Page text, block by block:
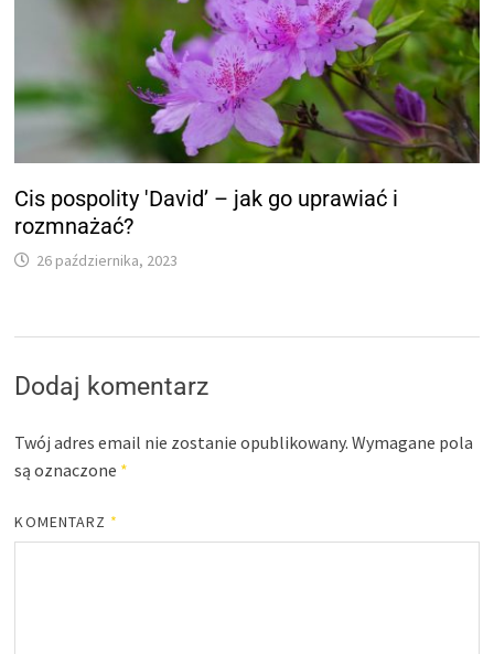
Cis pospolity 'David’ – jak go uprawiać i
rozmnażać?
26 października, 2023
Dodaj komentarz
Twój adres email nie zostanie opublikowany. Wymagane pola
są oznaczone *
KOMENTARZ *